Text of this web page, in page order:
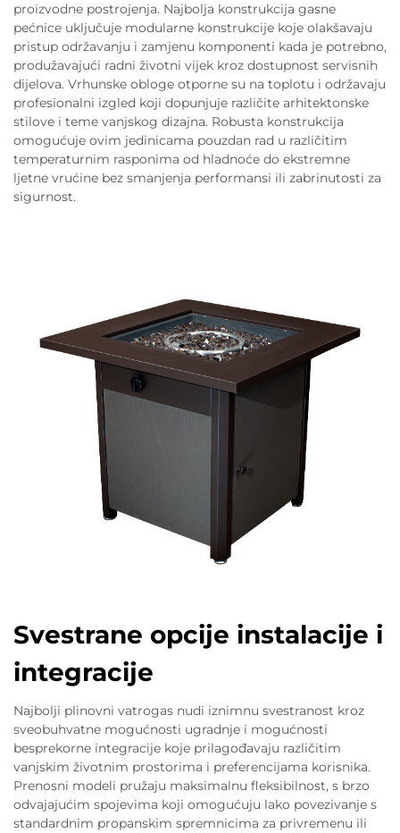
proizvodne postrojenja. Najbolja konstrukcija gasne
pećnice uključuje modularne konstrukcije koje olakšavaju
pristup održavanju i zamjenu komponenti kada je potrebno,
produžavajući radni životni vijek kroz dostupnost servisnih
dijelova. Vrhunske obloge otporne su na toplotu i održavaju
profesionalni izgled koji dopunjuje različite arhitektonske
stilove i teme vanjskog dizajna. Robusta konstrukcija
omogućuje ovim jedinicama pouzdan rad u različitim
temperaturnim rasponima od hladnoće do ekstremne
ljetne vrućine bez smanjenja performansi ili zabrinutosti za
sigurnost.
Svestrane opcije instalacije i
integracije
Najbolji plinovni vatrogas nudi iznimnu svestranost kroz
sveobuhvatne mogućnosti ugradnje i mogućnosti
besprekorne integracije koje prilagođavaju različitim
vanjskim životnim prostorima i preferencijama korisnika.
Prenosni modeli pružaju maksimalnu fleksibilnost, s brzo
odvajajućim spojevima koji omogućuju lako povezivanje s
standardnim propanskim spremnicima za privremenu ili